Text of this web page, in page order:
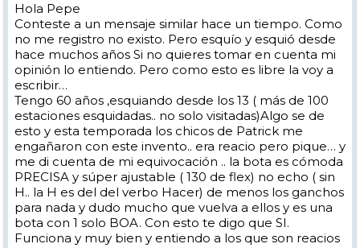
Hola Pepe
Conteste a un mensaje similar hace un tiempo. Como
no me registro no existo. Pero esquío y esquió desde
hace muchos años Si no quieres tomar en cuenta mi
opinión lo entiendo. Pero como esto es libre la voy a
escribir…
Tengo 60 años ,esquiando desde los 13 ( más de 100
estaciones esquidadas.. no solo visitadas)Algo se de
esto y esta temporada los chicos de Patrick me
engañaron con este invento.. era reacio pero pique… y
me di cuenta de mi equivocación .. la bota es cómoda
PRECISA y súper ajustable ( 130 de flex) no echo ( sin
H.. la H es del del verbo Hacer) de menos los ganchos
para nada y dudo mucho que vuelva a ellos y es una
bota con 1 solo BOA. Con esto te digo que SI.
Funciona y muy bien y entiendo a los que son reacios